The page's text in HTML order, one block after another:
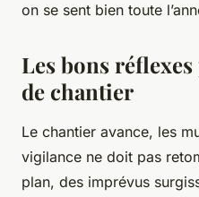
on se sent bien toute
Les bons
de chantier
Le chantier avance, les
vigilance ne doit pas
plan, des imprévus